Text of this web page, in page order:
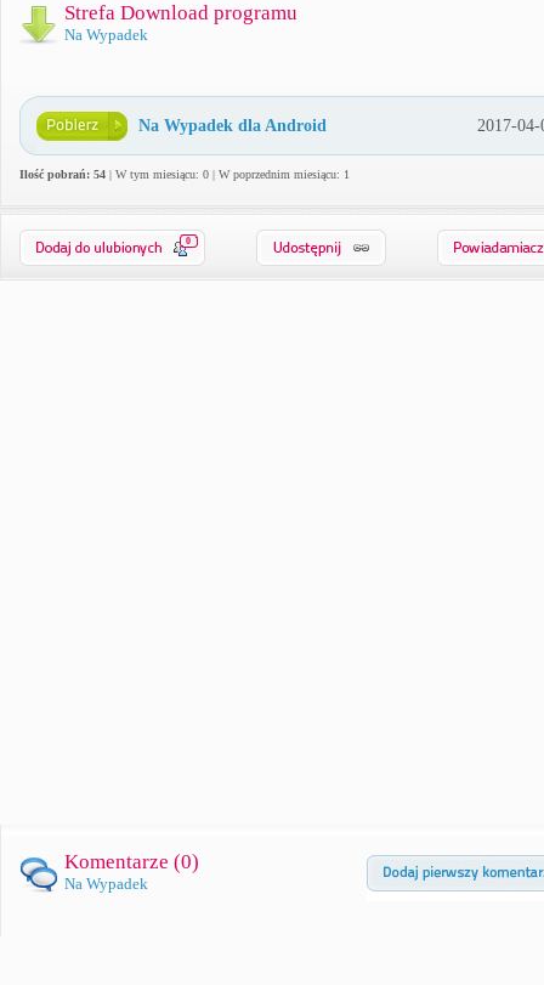
Strefa Download programu
Na Wypadek
Na Wypadek dla Android 2017-04-
Ilość pobrań: 54 | W tym miesiącu: 0 | W poprzednim miesiącu: 1
0
Komentarze (0)
Na Wypadek